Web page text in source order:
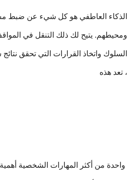
الذكاء العاطفي هو كل شيء عن ضبط
ومحيطهم. يتيح لك ذلك التنقل في
السلوك واتخاذ القرارات التي تحقق
، تعد هذه
واحدة من أكثر المهارات الشخصية